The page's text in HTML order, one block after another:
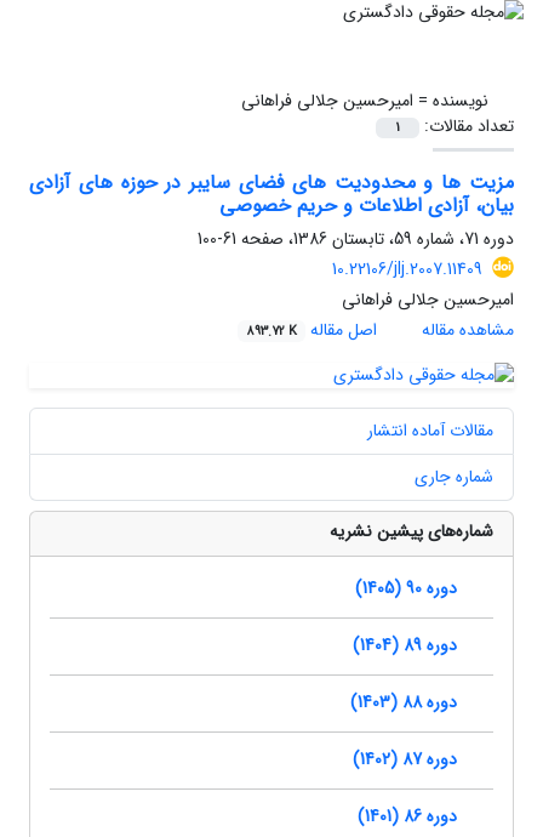
نویسنده = امیرحسین جلالی فراهانی
تعداد مقالات:
1
مزیت ها و محدودیت های فضای سایبر در حوزه های آزادی
بیان، آزادی اطلاعات و حریم خصوصی
دوره 71، شماره 59، تابستان 1386، صفحه
61-100
10.22106/jlj.2007.11409
امیرحسین جلالی فراهانی
مشاهده مقاله
اصل مقاله 893.72 K
مقالات آماده انتشار
شماره جاری
شماره‌های پیشین نشریه
دوره 90 (1405)
دوره 89 (1404)
دوره 88 (1403)
دوره 87 (1402)
دوره 86 (1401)